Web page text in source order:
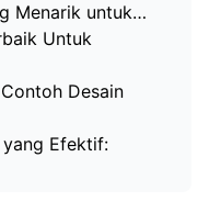
Menarik untuk…
Untuk
Desain
yang Efektif: